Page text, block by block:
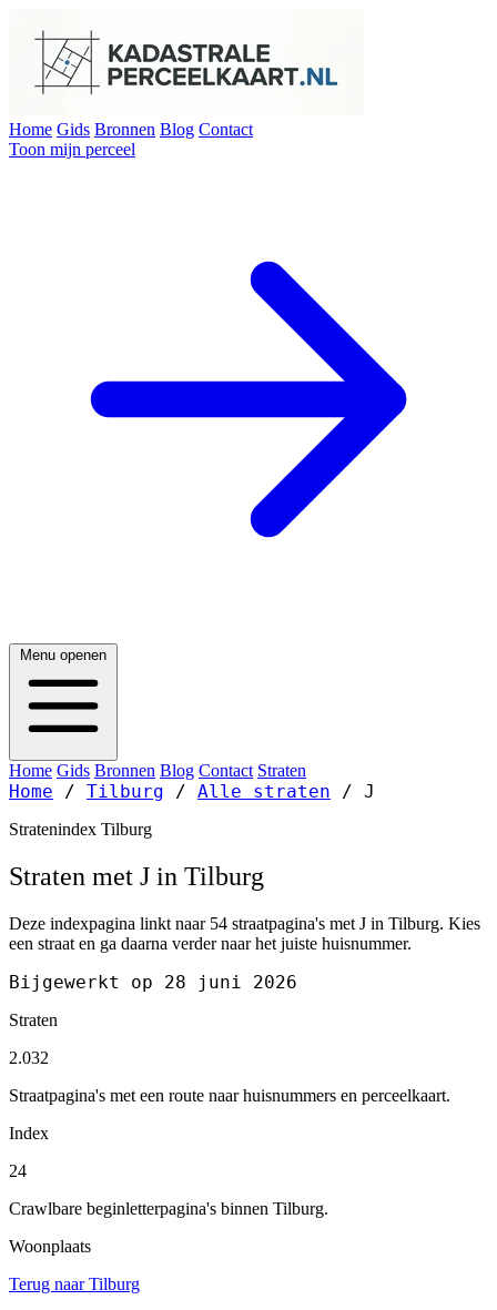
Home Gids Bronnen Blog Contact
Toon mijn perceel
Menu openen
Home Gids Bronnen Blog Contact Straten
Home / Tilburg / Alle straten / J
Stratenindex Tilburg
Straten met J in Tilburg
Deze indexpagina linkt naar 54 straatpagina's met J in Tilburg. Kies
een straat en ga daarna verder naar het juiste huisnummer.
Bijgewerkt op 28 juni 2026
Straten
2.032
Straatpagina's met een route naar huisnummers en perceelkaart.
Index
24
Crawlbare beginletterpagina's binnen Tilburg.
Woonplaats
Terug naar Tilburg